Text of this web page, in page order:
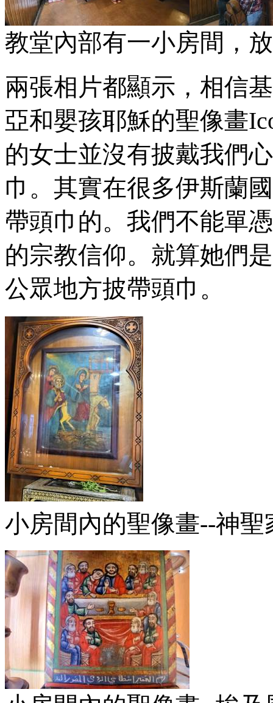
教堂內部有一小房間，
兩張相片都顯示，相信
亞和嬰孩耶穌的聖像畫
的女士並沒有披戴我們
巾。其實在很多伊斯蘭
帶頭巾的。我們不能單
的宗教信仰。就算她們
公眾地方披帶頭巾。
小房間內的聖像畫--神